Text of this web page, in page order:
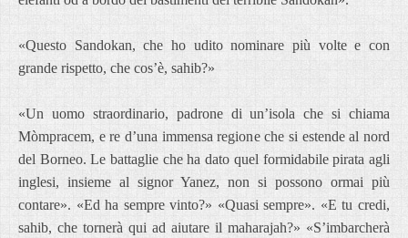
«Questo Sandokan, che ho udito nominare più volte e con
grande rispetto, che cos’è, sahib?»
«Un uomo straordinario, padrone di un’isola che si chiama
Mòmpracem, e re d’una immensa regione che si estende al nord
del Borneo. Le battaglie che ha dato quel formidabile pirata agli
inglesi, insieme al signor Yanez, non si possono ormai più
contare». «Ed ha sempre vinto?» «Quasi sempre». «E tu credi,
sahib, che tornerà qui ad aiutare il maharajah?» «S’imbarcherà